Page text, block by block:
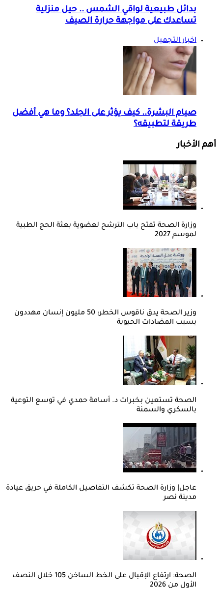
بدائل طبيعية لواقي الشمس .. حيل منزلية
تساعدك على مواجهة حرارة الصيف
اخبار التجميل
صيام البشرة.. كيف يؤثر على الجلد؟ وما هي أفضل
طريقة لتطبيقه؟
أهم الأخبار
وزارة الصحة تفتح باب الترشح لعضوية بعثة الحج الطبية
لموسم 2027
وزير الصحة يدق ناقوس الخطر: 50 مليون إنسان مهددون
بسبب المضادات الحيوية
الصحة تستعين بخبرات د. أسامة حمدي في توسع التوعية
بالسكري والسمنة
عاجل| وزارة الصحة تكشف التفاصيل الكاملة في حريق عيادة
مدينة نصر
الصحة: ارتفاع الإقبال على الخط الساخن 105 خلال النصف
الأول من 2026